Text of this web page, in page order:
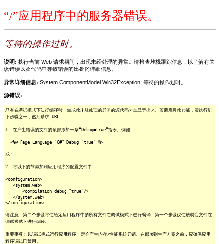
“/”应用程序中的服务器错误。
等待的操作过时。
说明: 执行当前 Web 请求期间，出现未经处理的异常。请检查堆栈跟踪信息，以了解有关
该错误以及代码中导致错误的出处的详细信息。
异常详细信息: System.ComponentModel.Win32Exception: 等待的操作过时。
源错误:
只有在调试模式下进行编译时，生成此未经处理的异常的源代码才会显示出来。若要启用此功能，请执行以
下步骤之一，然后请求 URL:
1. 在产生错误的文件的顶部添加一条“Debug=true”指令。例如:
<%@ Page Language="C#" Debug="true" %>
或:
2. 将以下的节添加到应用程序的配置文件中:
<configuration>
<system.web>
<compilation debug="true"/>
</system.web>
</configuration>
请注意，第二个步骤将使给定应用程序中的所有文件在调试模式下进行编译；第一个步骤仅使该特定文件在
调试模式下进行编译。
重要事项: 以调试模式运行应用程序一定会产生内存/性能系统开销。在部署到生产方案之前，应确保应用
程序调试已禁用。